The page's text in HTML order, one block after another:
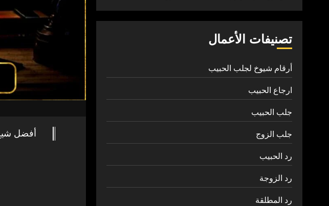
أفضل
تصنيفات الأعمال
أرقام شيوخ لجلب الحبيب
ارجاع الحبيب
جلب الحبيب
جلب الزوج
رد الحبيب
رد الزوجة
رد المطلقة